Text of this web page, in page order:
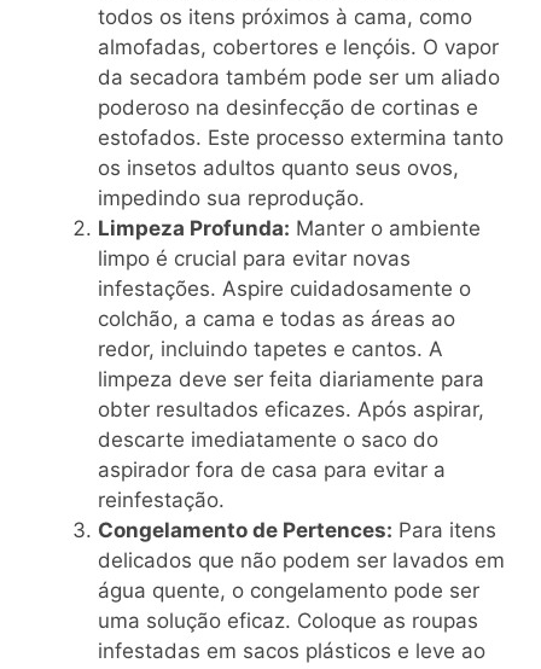
todos os itens próximos à cama, como
almofadas, cobertores e lençóis. O vapor
da secadora também pode ser um aliado
poderoso na desinfecção de cortinas e
estofados. Este processo extermina tanto
os insetos adultos quanto seus ovos,
impedindo sua reprodução.
Limpeza Profunda: Manter o ambiente
limpo é crucial para evitar novas
infestações. Aspire cuidadosamente o
colchão, a cama e todas as áreas ao
redor, incluindo tapetes e cantos. A
limpeza deve ser feita diariamente para
obter resultados eficazes. Após aspirar,
descarte imediatamente o saco do
aspirador fora de casa para evitar a
reinfestação.
Congelamento de Pertences: Para itens
delicados que não podem ser lavados em
água quente, o congelamento pode ser
uma solução eficaz. Coloque as roupas
infestadas em sacos plásticos e leve ao